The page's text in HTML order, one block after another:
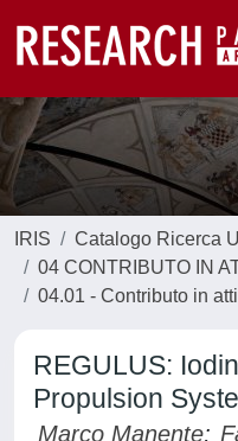
IRIS
Catalogo Ricerca
04 CONTRIBUTO IN
04.01 - Contributo in
REGULUS:
Propulsion
Marco Manente;